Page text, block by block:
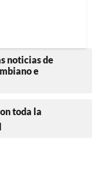
noticias de
e
toda la